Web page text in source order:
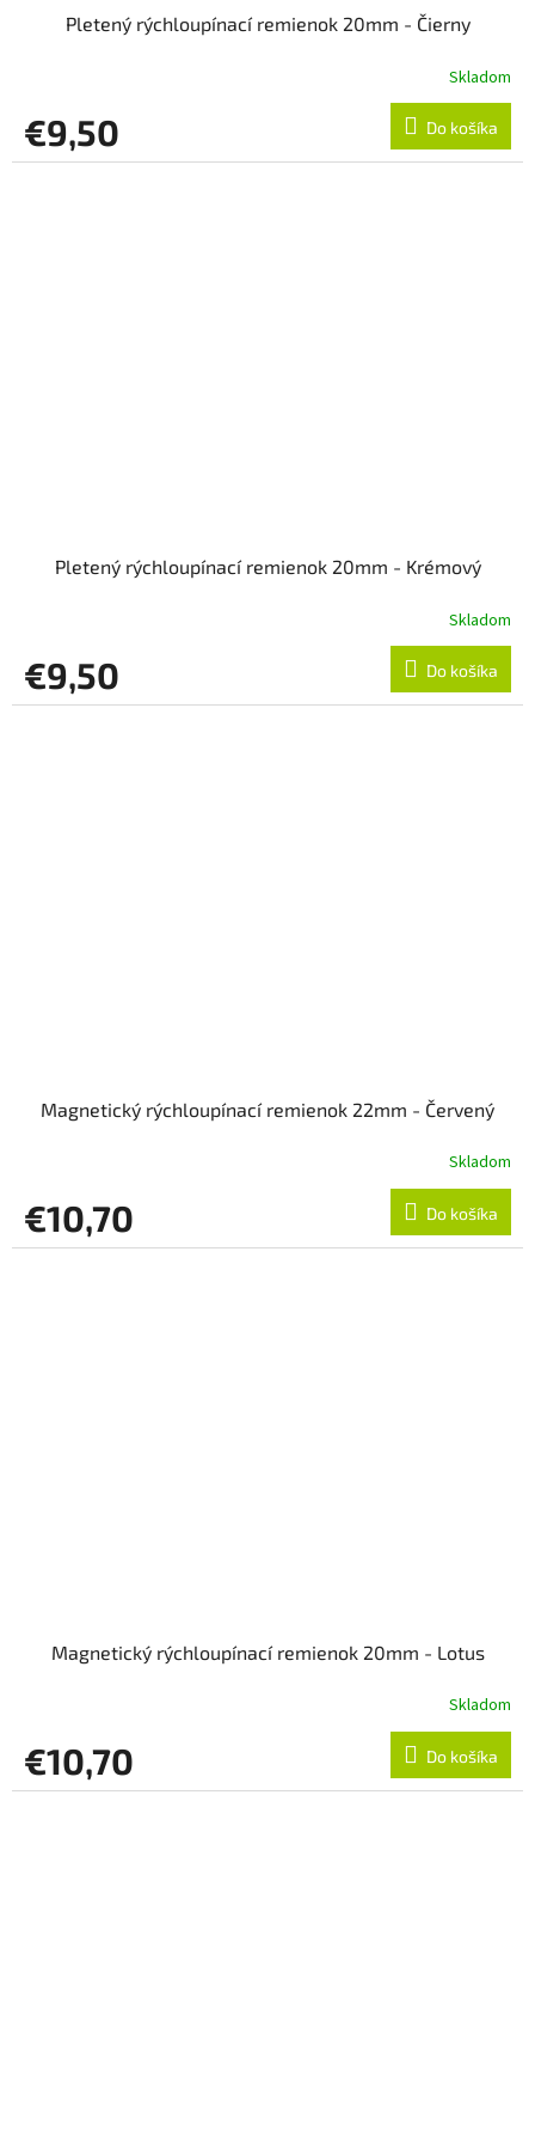
Pletený rýchloupínací remienok 20mm - Čierny
Skladom
€9,50 Do košíka
Pletený rýchloupínací remienok 20mm - Krémový
Skladom
€9,50 Do košíka
Magnetický rýchloupínací remienok 22mm - Červený
Skladom
€10,70 Do košíka
Magnetický rýchloupínací remienok 20mm - Lotus
Skladom
€10,70 Do košíka